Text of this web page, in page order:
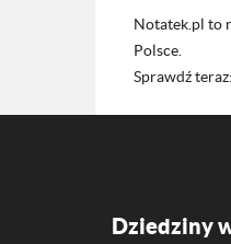
Notatek.pl to
Polsce.
Sprawdź teraz:
Dziedziny